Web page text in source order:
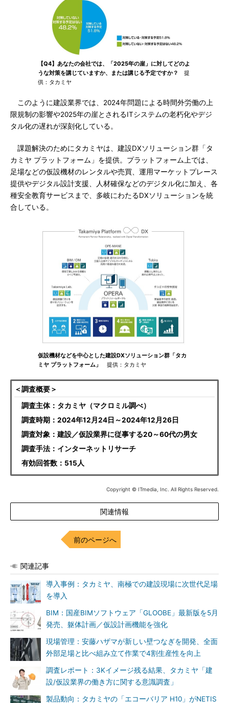
【Q4】あなたの会社では、「2025年の崖」に対してどのよ
うな対策を講じていますか、または講じる予定ですか？
提
供：タカミヤ
このように建設業界では、2024年問題による時間外労働の上
限規制の影響や2025年の崖とされるITシステムの老朽化やデジ
タル化の遅れが深刻化している。
課題解決のためにタカミヤは、建設DXソリューション群「タ
カミヤ プラットフォーム」を提供。プラットフォーム上では、
足場などの仮設機材のレンタルや売買、運用マーケットプレース
提供やデジタル設計支援、人材確保などのデジタル化に加え、各
種安全教育サービスまで、多岐にわたるDXソリューションを統
合している。
仮設機材などを中心とした建設DXソリューション群「タカ
ミヤ プラットフォーム」
提供：タカミヤ
＜調査概要＞
調査主体：タカミヤ（マクロミル調べ）
調査時期：2024年12月24日～2024年12月26日
調査対象：建設／仮設業界に従事する20～60代の男女
調査手法：インターネットリサーチ
有効回答数：515人
Copyright © ITmedia, Inc. All Rights Reserved.
関連情報
前のページへ
関連記事
導入事例：タカミヤ、南極での建設現場に次世代足場
を導入
BIM：国産BIMソフトウェア「GLOOBE」最新版を5月
発売、躯体計画／仮設計画機能を強化
現場管理：安藤ハザマが新しい壁つなぎを開発、全面
外部足場と比べ組み立て作業で4割生産性を向上
調査レポート：3Kイメージ残る結果、タカミヤ「建
設/仮設業界の働き方に関する意識調査」
製品動向：タカミヤの「エコーバリア H10」がNETIS